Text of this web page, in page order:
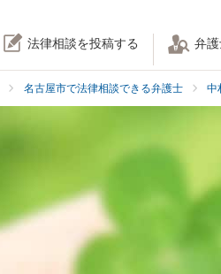
法律相談を投稿する 弁
名古屋市で法律相談できる弁護士 中